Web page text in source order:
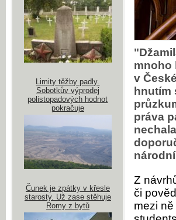
mnoho
v
hnutím
práva
Z
či
mezi
Limity těžby padly.
Sobotkův výprodej
polistopadových hodnot
pokračuje
Čunek je zpátky v křesle
starosty. Už zase stěhuje
Romy z bytů